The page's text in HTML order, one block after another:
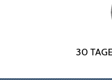
30